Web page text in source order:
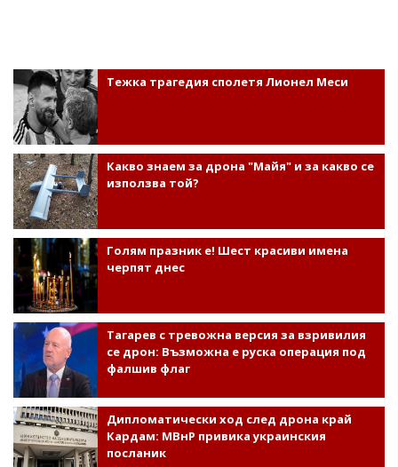
Тежка трагедия сполетя Лионел Меси
Какво знаем за дрона "Майя" и за какво се
използва той?
Голям празник е! Шест красиви имена
черпят днес
Тагарев с тревожна версия за взривилия
се дрон: Възможна е руска операция под
фалшив флаг
Дипломатически ход след дрона край
Кардам: МВнР привика украинския
посланик